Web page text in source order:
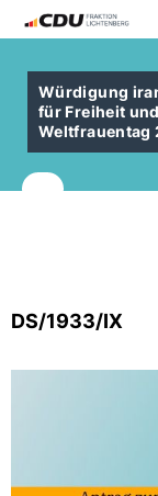
Würdigung
für Freiheit
Weltfrauentag
DS/1933/IX